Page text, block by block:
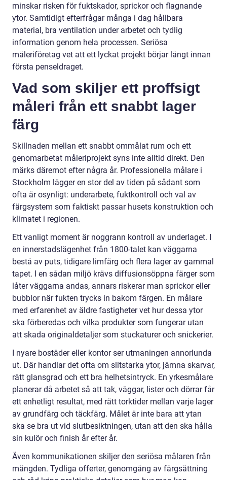
minskar risken för fuktskador, sprickor och flagnande
ytor. Samtidigt efterfrågar många i dag hållbara
material, bra ventilation under arbetet och tydlig
information genom hela processen. Seriösa
måleriföretag vet att ett lyckat projekt börjar långt innan
första penseldraget.
Vad som skiljer ett proffsigt
måleri från ett snabbt lager
färg
Skillnaden mellan ett snabbt ommålat rum och ett
genomarbetat måleriprojekt syns inte alltid direkt. Den
märks däremot efter några år. Professionella målare i
Stockholm lägger en stor del av tiden på sådant som
ofta är osynligt: underarbete, fuktkontroll och val av
färgsystem som faktiskt passar husets konstruktion och
klimatet i regionen.
Ett vanligt moment är noggrann kontroll av underlaget. I
en innerstadslägenhet från 1800-talet kan väggarna
bestå av puts, tidigare limfärg och flera lager av gammal
tapet. I en sådan miljö krävs diffusionsöppna färger som
låter väggarna andas, annars riskerar man sprickor eller
bubblor när fukten trycks in bakom färgen. En målare
med erfarenhet av äldre fastigheter vet hur dessa ytor
ska förberedas och vilka produkter som fungerar utan
att skada originaldetaljer som stuckaturer och snickerier.
I nyare bostäder eller kontor ser utmaningen annorlunda
ut. Där handlar det ofta om slitstarka ytor, jämna skarvar,
rätt glansgrad och ett bra helhetsintryck. En yrkesmålare
planerar då arbetet så att tak, väggar, lister och dörrar får
ett enhetligt resultat, med rätt torktider mellan varje lager
av grundfärg och täckfärg. Målet är inte bara att ytan
ska se bra ut vid slutbesiktningen, utan att den ska hålla
sin kulör och finish år efter år.
Även kommunikationen skiljer den seriösa målaren från
mängden. Tydliga offerter, genomgång av färgsättning